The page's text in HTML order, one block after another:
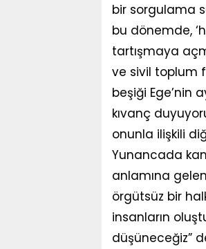
bir sorgulama
bu dönemde,
tartışmaya
ve sivil toplum
beşiği Ege’nin
kıvanç
onunla ilişkili
Yunancada
anlamına
örgütsüz bir
insanların
düşüneceğiz”